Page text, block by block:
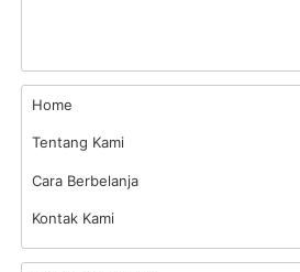
Home
Tentang Kami
Cara Berbelanja
Kontak Kami